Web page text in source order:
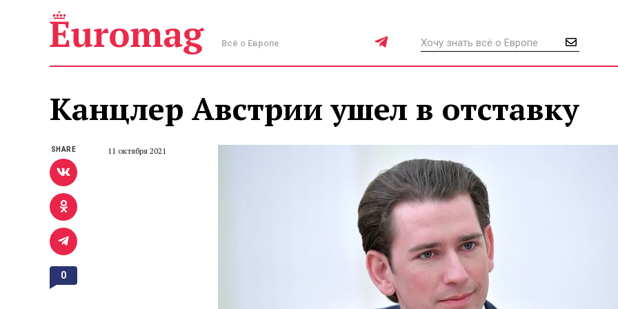
Всё о Европе
Канцлер Австрии ушел в отставку
11 октября 2021
SHARE
0